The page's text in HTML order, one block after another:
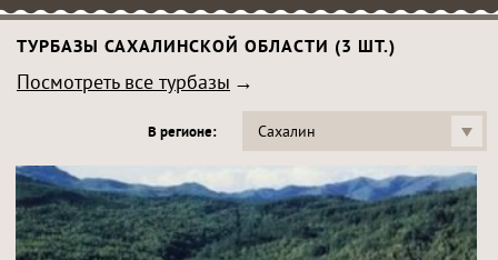
ТУРБАЗЫ САХАЛИНСКОЙ ОБЛАСТИ (3 ШТ.)
Посмотреть все турбазы
В регионе: Сахалин